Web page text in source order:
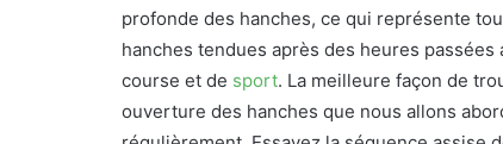
profonde des hanches, ce qui représente
hanches tendues après des heures
course et de sport. La meilleure façon de
ouverture des hanches que nous allons